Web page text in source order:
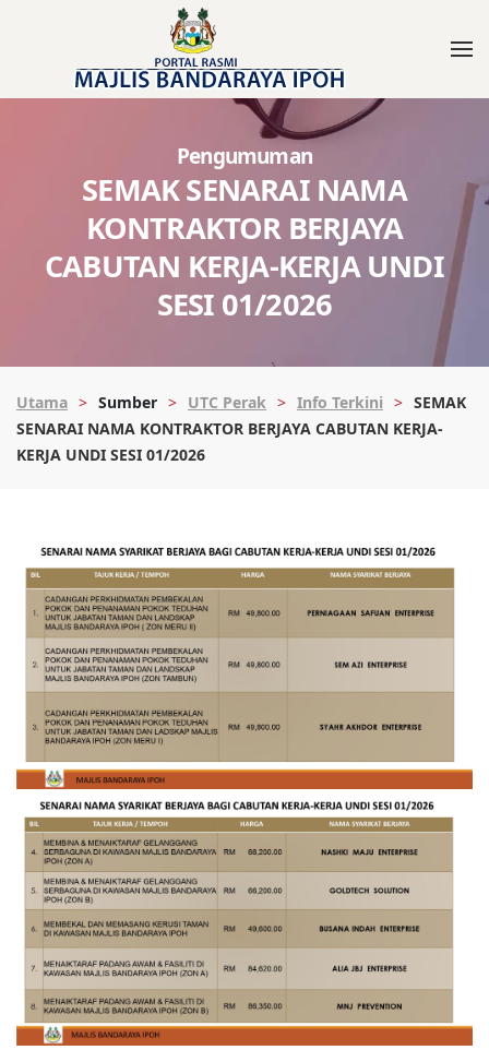
Pengumuman
SEMAK SENARAI NAMA
KONTRAKTOR BERJAYA
CABUTAN KERJA-KERJA UNDI
SESI 01/2026
Utama Sumber UTC Perak Info Terkini
SEMAK
SENARAI NAMA KONTRAKTOR BERJAYA CABUTAN KERJA-
KERJA UNDI SESI 01/2026